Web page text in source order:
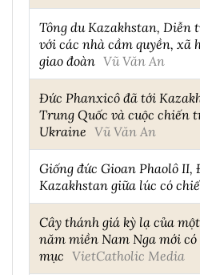
Tông du Kazakhstan, Diễn
với các nhà cầm quyền, xã
giao đoàn Vũ Văn An
Đức Phanxicô đã tới
Trung Quốc và cuộc chiến
Ukraine Vũ Văn An
Giống đức Gioan Phaolô
Kazakhstan giữa lúc có
Cây thánh giá kỳ lạ của
năm miền Nam Nga mới
mục VietCatholic Media